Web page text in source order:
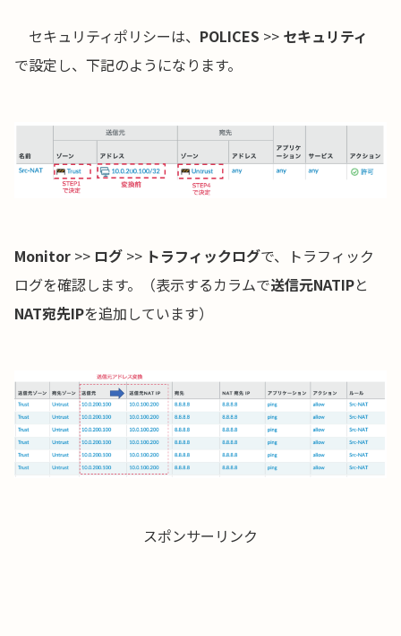
セキュリティポリシーは、 POLICES >> セキュリティ
で設定し、下記のようになります。
Monitor >> ログ >> トラフィックログで、トラフィック
ログを確認します。（表示するカラムで送信元NATIPと
NAT宛先IPを追加しています）
スポンサーリンク